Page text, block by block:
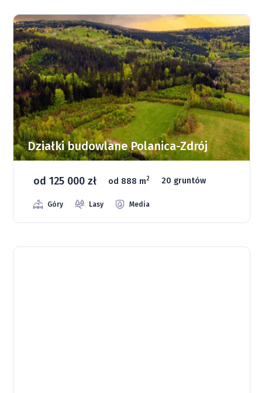
Działki budowlane Polanica-Zdrój
od 125 000 zł od 888 m2 20 gruntów
Góry Lasy Media